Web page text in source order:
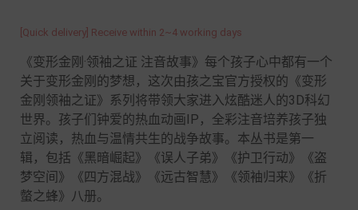
[Quick delivery] Receive within 2~4 working days
《变形金刚·领袖之证 注音故事》每个孩子心中都有一个
关于变形金刚的梦想，这次由孩之宝官方授权的《变形
金刚领袖之证》系列将带领大家进入炫酷迷人的3D科幻
世界。孩子们钟爱的热血动画IP，全彩注音培养孩子独
立阅读，热血与温情共生的战争故事。本丛书是第一
辑，包括《黑暗崛起》《误人子弟》《护卫行动》《盗
梦空间》《四方混战》《远古智慧》《领袖归来》《折
螫之蜂》八册。